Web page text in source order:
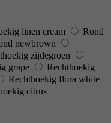
linen cream
Rond
newbrown
zijdegroen
grape
Rechthoekig
Rechthoekig flora white
citrus